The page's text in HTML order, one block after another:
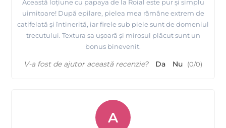
Această loțiune cu papaya de la Roial este pur și simplu
uimitoare! După epilare, pielea mea rămâne extrem de
catifelată și întinerită, iar firele sub piele sunt de domeniul
trecutului. Textura sa ușoară și mirosul plăcut sunt un
bonus binevenit.
V-a fost de ajutor această recenzie? Da Nu (0/0)
A